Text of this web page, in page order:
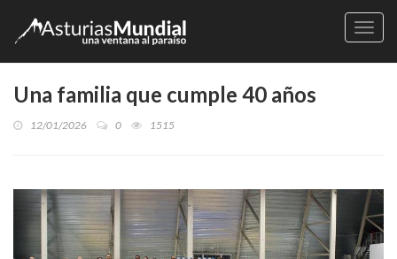
Una familia que cumple 40 años
12/01/2026 0 1515